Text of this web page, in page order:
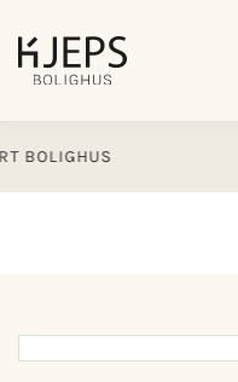
indhold